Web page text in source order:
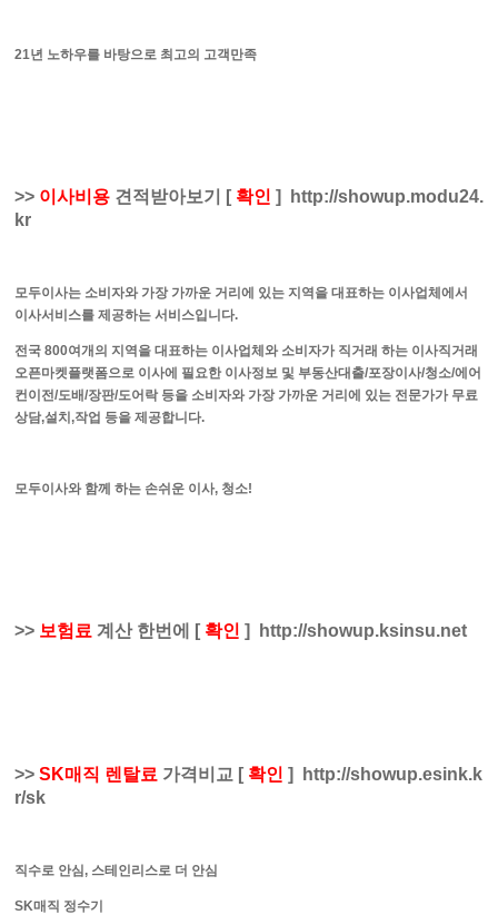
21년 노하우를 바탕으로 최고의 고객만족
>> 이사비용 견적받아보기 [ 확인 ]
http://showup.modu24.
kr
모두이사는 소비자와 가장 가까운 거리에 있는 지역을 대표하는 이사업체에서
이사서비스를 제공하는 서비스입니다.
전국 800여개의 지역을 대표하는 이사업체와 소비자가 직거래 하는 이사직거래
오픈마켓플랫폼으로 이사에 필요한 이사정보 및 부동산대출/포장이사/청소/에어
컨이전/도배/장판/도어락 등을 소비자와 가장 가까운 거리에 있는 전문가가 무료
상담,설치,작업 등을 제공합니다.
모두이사와 함께 하는 손쉬운 이사, 청소!
>> 보험료 계산 한번에 [ 확인 ] http://showup.ksinsu.net
>> SK매직 렌탈료 가격비교 [ 확인 ]
http://showup.esink.k
r/sk
직수로 안심, 스테인리스로 더 안심
SK매직 정수기